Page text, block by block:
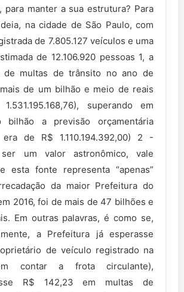
para manter a sua estrutura? Para
na cidade de São Paulo, com
de 7.805.127 veículos e uma
de 12.106.920 pessoas 1, a
de multas de trânsito no ano de
de um bilhão e meio de reais
superando em
bilhão a previsão orçamentária
de R$ 1.110.194.392,00) 2 -
um valor astronômico, vale
esta fonte representa “apenas”
da maior Prefeitura do
2016, foi de mais de 47 bilhões e
Em outras palavras, é como se,
a Prefeitura já esperasse
de veículo registrado na
contar a frota circulante),
R$ 142,23 em multas de